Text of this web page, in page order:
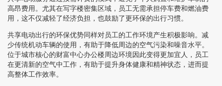
高昂费用。尤其在写字楼密集区域，员工无需承担停车费和燃油费
用，这不仅减轻了经济负担，也鼓励了更环保的出行习惯。
共享电动出行的环保优势同样对员工的工作环境产生积极影响。减
少传统机动车辆的使用，有助于降低周边的空气污染和噪音水平。
位于城市核心的财富中心办公楼周边环境因此变得更加宜人，员工
在更清新的空气中工作，有助于提升身体健康和精神状态，进而提
高整体工作效率。